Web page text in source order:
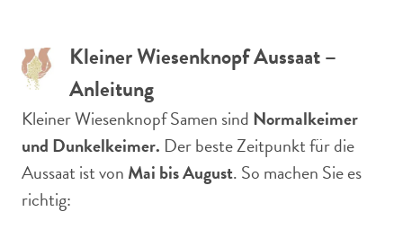
Kleiner Wiesenknopf Aussaat –
Anleitung
Kleiner Wiesenknopf Samen sind Normalkeimer
und Dunkelkeimer. Der beste Zeitpunkt für die
Aussaat ist von Mai bis August. So machen Sie es
richtig: